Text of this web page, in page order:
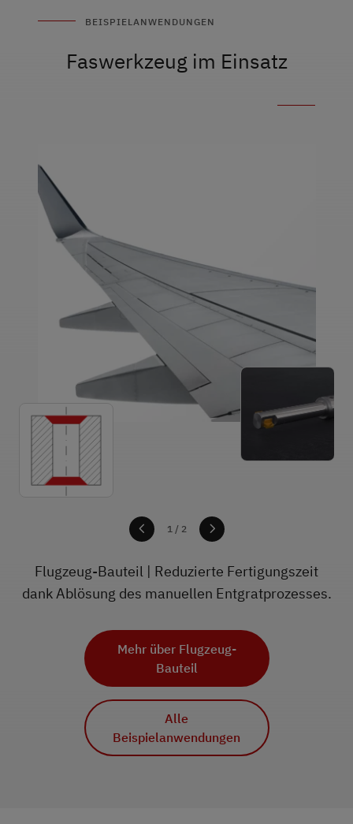
BEISPIELANWENDUNGEN
Faswerkzeug im Einsatz
1/ 2
Flugzeug-Bauteil | Reduzierte Fertigungszeit
dank Ablösung des manuellen Entgratprozesses.
Mehr über Flugzeug-
Bauteil
Alle
Beispielanwendungen
1
Mehr über Achsschenkel
Alle
Beispielanwendungen